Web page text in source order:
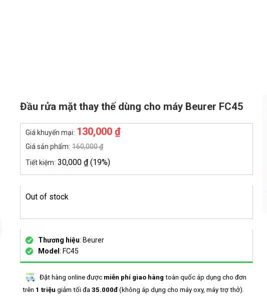
Đầu rửa mặt thay thế dùng cho máy Beurer FC45
Giá khuyến mại: 130,000₫
Giá sản phẩm: 160,000₫
Tiết kiệm: 30,000₫(19%)
Out of stock
Thương hiệu: Beurer
Model: FC45
Đặt hàng online được miễn phí giao hàng toàn quốc áp dụng cho đơn
trên 1 triệugiảm tối đa 35.000đ(không áp dụng cho máy oxy, máy trợ thở).